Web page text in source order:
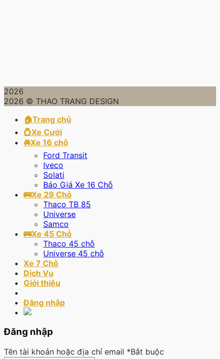
2026
2026 © THAO TRANG DESIGN
🏠Trang chủ
💍Xe Cưới
🚘Xe 16 chỗ
Ford Transit
Iveco
Solati
Báo Giá Xe 16 Chỗ
🚌Xe 29 Chỗ
Thaco TB 85
Universe
Samco
🚌Xe 45 Chỗ
Thaco 45 chỗ
Universe 45 chỗ
Xe 7 Chỗ
Dịch Vụ
Giới thiệu
Đăng nhập
Đăng nhập
Tên tài khoản hoặc địa chỉ email *Bắt buộc